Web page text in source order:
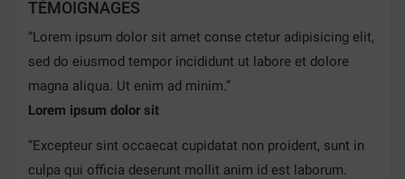
TÉMOIGNAGES
“Lorem ipsum dolor sit amet conse ctetur adipisicing elit,
sed do eiusmod tempor incididunt ut labore et dolore
magna aliqua. Ut enim ad minim.”
Lorem ipsum dolor sit
“Excepteur sint occaecat cupidatat non proident, sunt in
culpa qui officia deserunt mollit anim id est laborum.
((CANCELTEXT)) ((MODALDELETETEXT))
((CANCELTEXT)) ((CREATETEXT))
((LOGINTEXT))